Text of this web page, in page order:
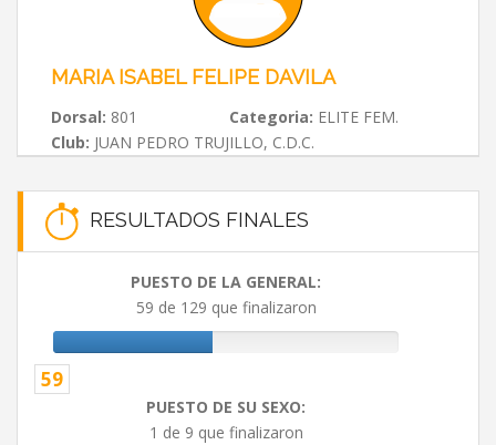
MARIA ISABEL FELIPE DAVILA
Dorsal: 801 Categoria: ELITE FEM.
Club: JUAN PEDRO TRUJILLO, C.D.C.
RESULTADOS FINALES
PUESTO DE LA GENERAL:
59 de 129 que finalizaron
59
PUESTO DE SU SEXO:
1 de 9 que finalizaron